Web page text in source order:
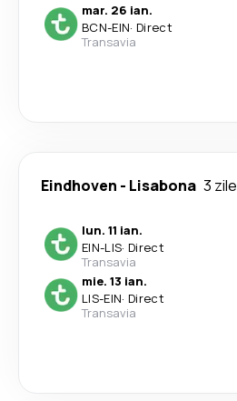
mar. 26 ian.
BCN-EIN· Direct
Transavia
Eindhoven - Lisabona 3 zile
lun. 11 ian.
EIN-LIS· Direct
Transavia
mie. 13 ian.
LIS-EIN· Direct
Transavia